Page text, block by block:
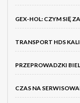
GEX-HOL: CZYM SIĘ
TRANSPORT HDS
PRZEPROWADZKI
CZAS NA